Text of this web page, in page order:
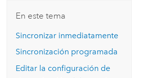
En este tema
Sincronizar inmediatamente
Sincronización programada
Editar la configuración de